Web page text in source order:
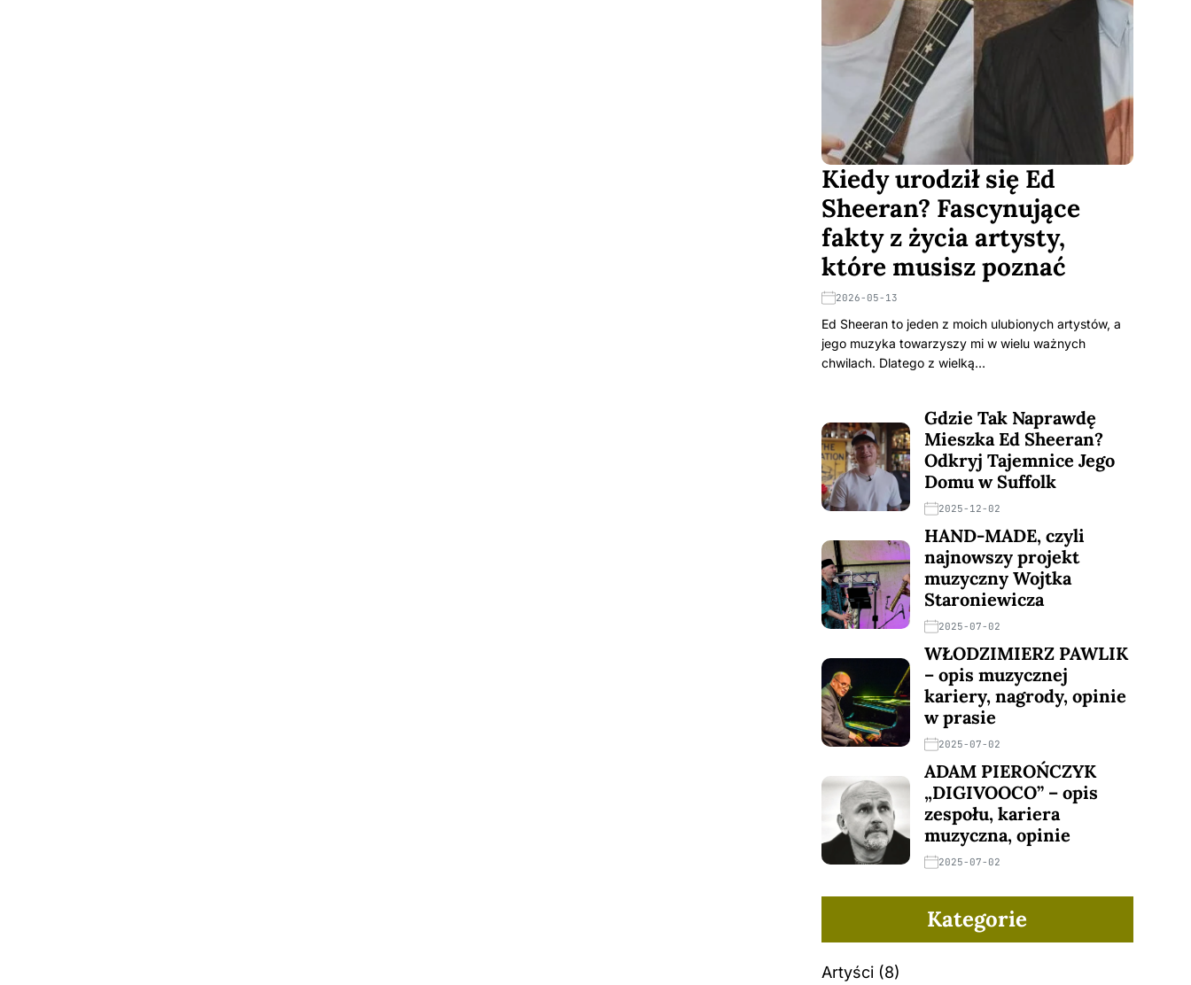
Kiedy urodził się Ed
Sheeran? Fascynujące
fakty z życia artysty,
które musisz poznać
2026-05-13
Ed Sheeran to jeden z moich ulubionych artystów, a
jego muzyka towarzyszy mi w wielu ważnych
chwilach. Dlatego z wielką…
Gdzie Tak Naprawdę
Mieszka Ed Sheeran?
Odkryj Tajemnice Jego
Domu w Suffolk
2025-12-02
HAND-MADE, czyli
najnowszy projekt
muzyczny Wojtka
Staroniewicza
2025-07-02
WŁODZIMIERZ PAWLIK
– opis muzycznej
kariery, nagrody, opinie
w prasie
2025-07-02
ADAM PIEROŃCZYK
„DIGIVOOCO” – opis
zespołu, kariera
muzyczna, opinie
2025-07-02
Kategorie
Artyści(8)